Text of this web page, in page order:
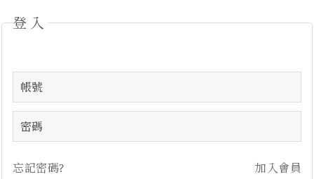
登入
忘記密碼? 加入會員